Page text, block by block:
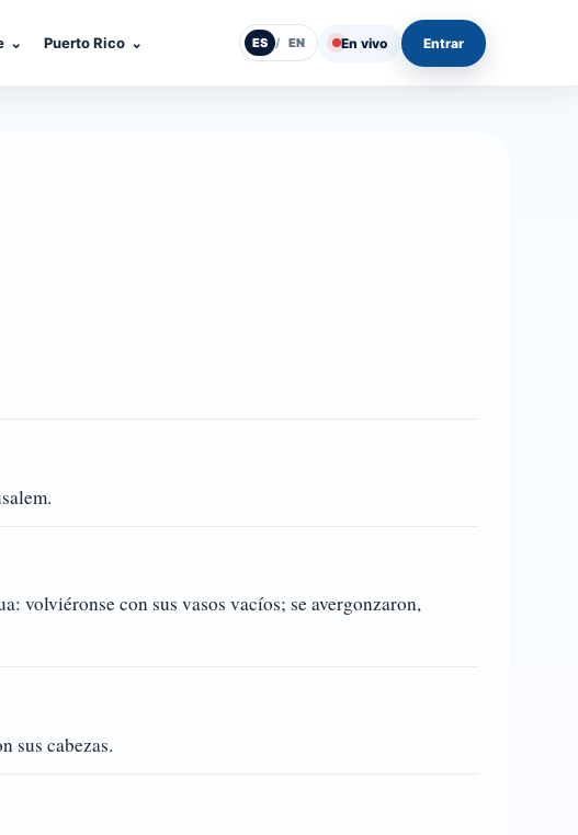
⌄ Puerto Rico ⌄ ES / EN En vivo Entrar
volviéronse con sus vasos vacíos; se avergonzaron,
sus cabezas.